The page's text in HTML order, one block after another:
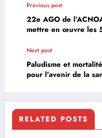
Previous post
22e AGO de
mettre en œuvre les
Next post
Paludisme et
pour l’avenir de la
RELATED POSTS